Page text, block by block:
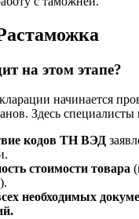
на этом этапе?
начинается
Здесь специалисты
кодов ТН ВЭД
стоимости товара
необходимых